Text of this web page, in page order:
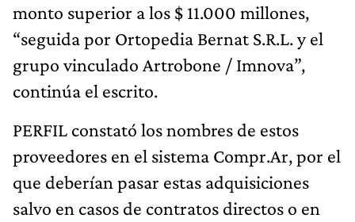
monto superior a los $ 11.000 millones,
“seguida por Ortopedia Bernat S.R.L. y el
grupo vinculado Artrobone / Imnova”,
continúa el escrito.
PERFIL constató los nombres de estos
proveedores en el sistema Compr.Ar, por el
que deberían pasar estas adquisiciones
salvo en casos de contratos directos o en